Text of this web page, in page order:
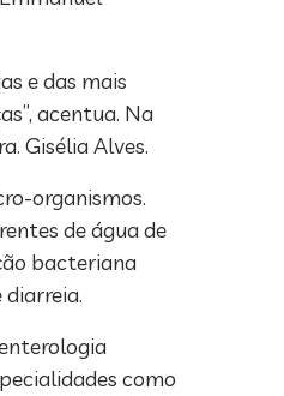
e das mais
acentua. Na
Gisélia Alves.
organismos.
de água de
bacteriana
como